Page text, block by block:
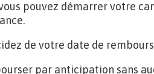
pouvez démarrer votre
de votre date de
par anticipation sans